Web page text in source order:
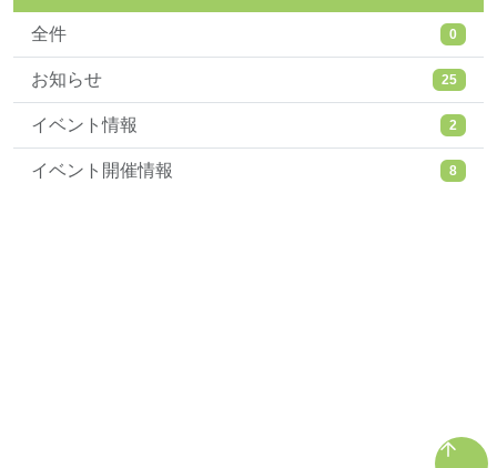
全件 0
お知らせ 25
イベント情報 2
イベント開催情報 8